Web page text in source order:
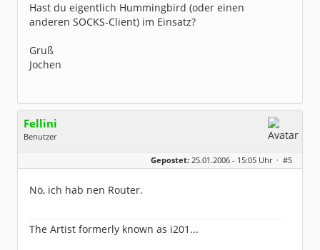
Hast du eigentlich Hummingbird (oder einen
anderen SOCKS-Client) im Einsatz?
Gruß
Jochen
Fellini
Benutzer
Geschlecht:
keine Angabe
Im wunderschönen Ahrtal
Beiträge:
2077
Gepostet: 25.01.2006 - 15:05 Uhr · #5
Nö, ich hab nen Router.
The Artist formerly known as i201...